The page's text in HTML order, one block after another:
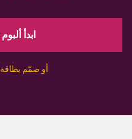
ابدأ
أو صمّم بطاقة QR تكريمية أولاً